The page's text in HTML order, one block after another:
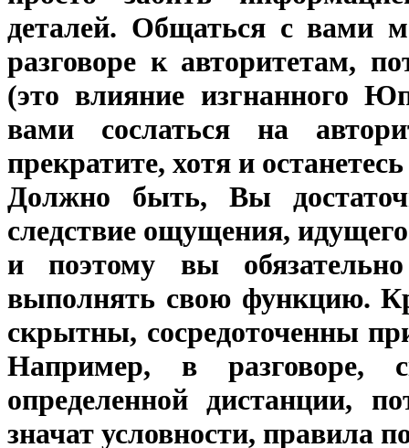
деталей. Общаться с вами
разговоре к авторитетам,
(это влияние изгнанного
вами сослаться на
прекратите, хотя и
Должно быть, Вы
следствие ощущения,
и поэтому вы
выполнять свою функцию.
скрытны, сосредоточенны
Например, в разговоре,
определенной дистанции,
значат условности, правила